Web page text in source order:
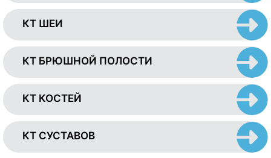
КТ ШЕИ
КТ БРЮШНОЙ ПОЛОСТИ
КТ КОСТЕЙ
КТ СУСТАВОВ